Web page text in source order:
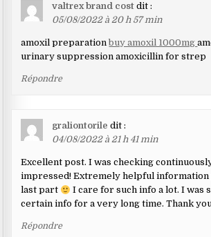
valtrex brand cost dit :
05/08/2022 à 20 h 57 min
amoxil preparationbuy amoxil 1000mg
urinary suppression amoxicillin for strep
Répondre
graliontorile dit :
04/08/2022 à 21 h 41 min
Excellent post. I was checking
impressed! Extremely helpful
last part
I care for such info a lot. I was
certain info for a very long time. Thank
Répondre